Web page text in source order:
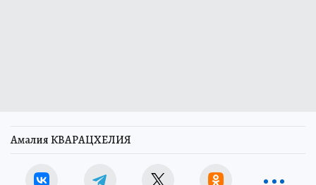
Амалия КВАРАЦХЕЛИЯ